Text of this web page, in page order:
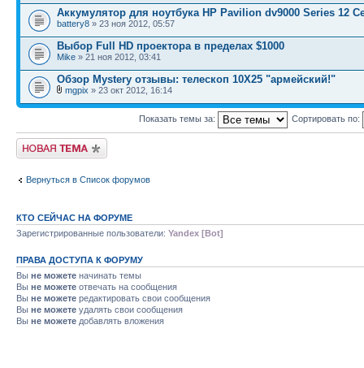
Аккумулятор для ноутбука HP Pavilion dv9000 Series 12
battery8 » 23 ноя 2012, 05:57
Выбор Full HD проектора в пределах $1000
Mike » 21 ноя 2012, 03:41
Обзор Mystery отзывы: телескоп 10Х25 "армейский!"
mgpix » 23 окт 2012, 16:14
Показать темы за: Сортировать по:
Начать новую тему
Вернуться в Список форумов
КТО СЕЙЧАС НА ФОРУМЕ
Зарегистрированные пользователи: Yandex [Bot]
ПРАВА ДОСТУПА К ФОРУМУ
Вы не можете начинать темы
Вы не можете отвечать на сообщения
Вы не можете редактировать свои сообщения
Вы не можете удалять свои сообщения
Вы не можете добавлять вложения